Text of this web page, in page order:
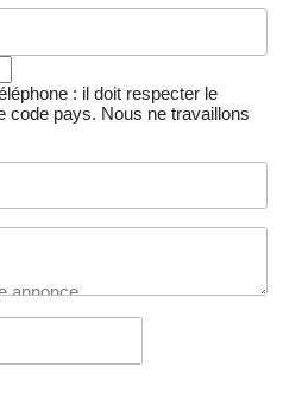
: il doit respecter le
code pays. Nous ne travaillons